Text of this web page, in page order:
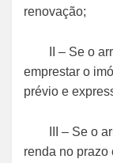
renovação;
II – Se o
emprestar o
prévio e
III – Se o
renda no prazo